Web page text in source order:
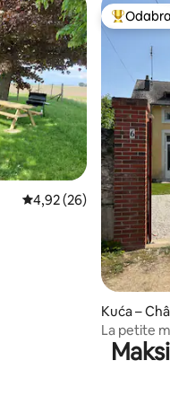
Prosječna ocjena: 4,92/
4,92 (26)
Među
Kuća –
La petite